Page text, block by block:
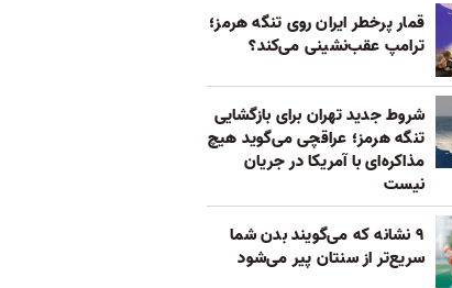
قمار پرخطر ایران روی تنگه هرمز؛
ترامپ عقب‌نشینی می‌کند؟
شروط جدید تهران برای بازگشایی
تنگه هرمز؛ عراقچی می‌گوید هیچ
مذاکره‌ای با آمریکا در جریان
نیست
۹ نشانه که می‌گویند بدن شما
سریع‌تر از سنتان پیر می‌شود